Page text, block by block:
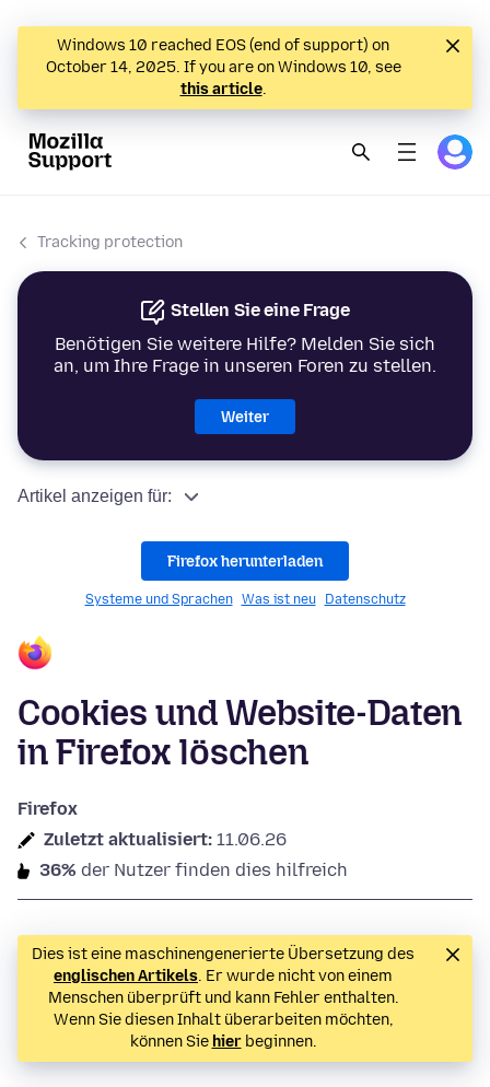
Windows 10 reached EOS (end of support) on
October 14, 2025. If you are on Windows 10, see
this article.
Tracking protection
Stellen Sie eine Frage
Benötigen Sie weitere Hilfe? Melden Sie sich
an, um Ihre Frage in unseren Foren zu stellen.
Weiter
Artikel anzeigen für:
Firefox herunterladen
Systeme und Sprachen Was ist neu Datenschutz
Cookies und Website-Daten
in Firefox löschen
Firefox
Zuletzt aktualisiert: 11.06.26
36% der Nutzer finden dies hilfreich
Dies ist eine maschinengenerierte Übersetzung des
englischen Artikels. Er wurde nicht von einem
Menschen überprüft und kann Fehler enthalten.
Wenn Sie diesen Inhalt überarbeiten möchten,
können Sie hierbeginnen.